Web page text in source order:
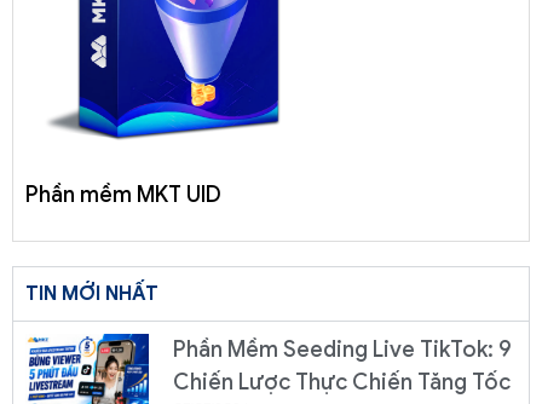
Phần mềm MKT UID
TIN MỚI NHẤT
Phần Mềm Seeding Live TikTok: 9
Chiến Lược Thực Chiến Tăng Tốc